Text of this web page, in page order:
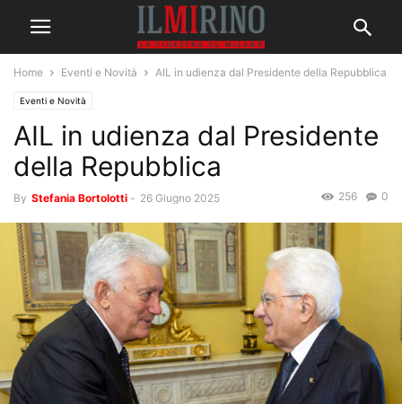
Home Eventi e Novità AIL in udienza dal Presidente della Repubblica
Eventi e Novità
AIL in udienza dal Presidente
della Repubblica
By Stefania Bortolotti - 26 Giugno 2025 0
256